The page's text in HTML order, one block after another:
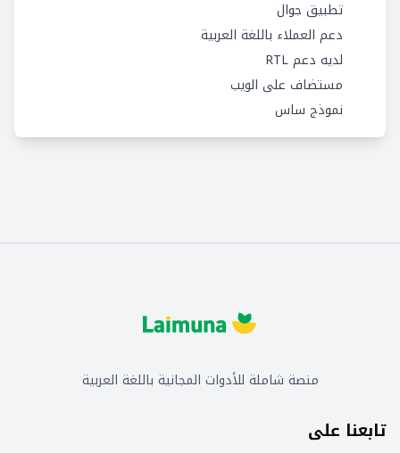
تطبيق جوال
دعم العملاء باللغة العربية
لديه دعم RTL
مستضاف على الويب
نموذج ساس
منصة شاملة للأدوات المجانية باللغة العربية
تابعنا على